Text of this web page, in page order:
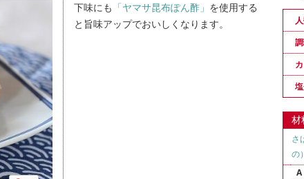
下味にも 「ヤマサ昆布ぽん酢」 を使用する
と旨味アップでおいしくなります。
材
さ
の）
A